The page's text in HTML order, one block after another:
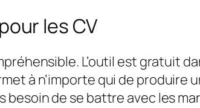
les CV
L’outil est gratuit
à n’importe qui de produire
besoin de se battre avec les